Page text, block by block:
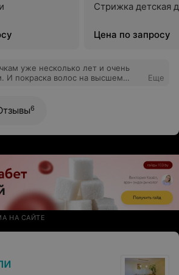
Стрижка детская
Цена по запросу
уже несколько лет и очень
И покраска волос на высшем
предложат чай/кофе ещё и
очень довольна их
Буду продолжать ходить и
Еще
6
НА САЙТЕ